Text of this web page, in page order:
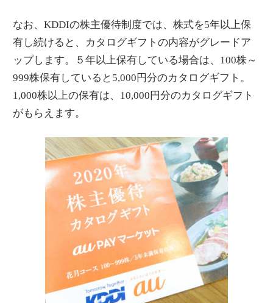
なお、KDDIの株主優待制度では、株式を5年以上保
有し続けると、カタログギフトの内容がグレードア
ップします。５年以上保有している場合は、100株～
999株保有していると5,000円分のカタログギフト。
1,000株以上の保有は、10,000円分のカタログギフト
がもらえます。